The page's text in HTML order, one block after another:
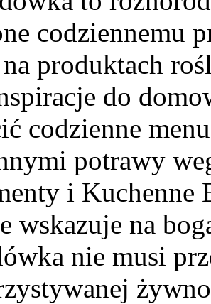
codziennemu
produktach
do
codzienne
potrawy
i Kuchenne
wskazuje na
nie musi